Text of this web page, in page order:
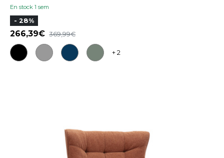
En stock 1 sem
- 28%
266,39 369,99
+ 2